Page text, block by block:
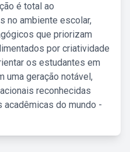
é total ao
no ambiente escolar,
que priorizam
por criatividade
os estudantes em
uma geração notável,
reconhecidas
do mundo -